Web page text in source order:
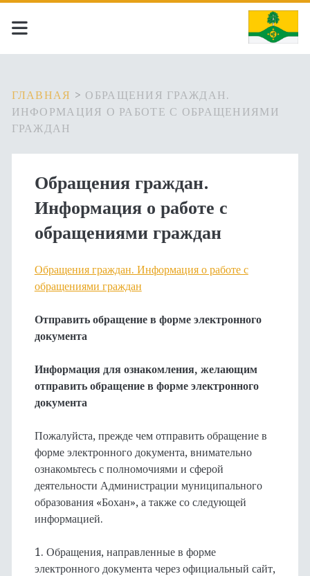
ГЛАВНАЯ > ОБРАЩЕНИЯ ГРАЖДАН.
ИНФОРМАЦИЯ О РАБОТЕ С ОБРАЩЕНИЯМИ
ГРАЖДАН
Обращения граждан.
Информация о работе с
обращениями граждан
Обращения граждан. Информация о работе с
обращениями граждан
Отправить обращение в форме электронного
документа
Информация для ознакомления, желающим
отправить обращение в форме электронного
документа
Пожалуйста, прежде чем отправить обращение в
форме электронного документа, внимательно
ознакомьтесь с полномочиями и сферой
деятельности Администрации муниципального
образования «Бохан», а также со следующей
информацией.
1. Обращения, направленные в форме
электронного документа через официальный сайт,